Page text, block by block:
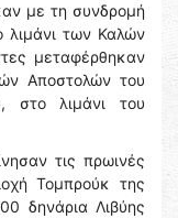
με τη συνδρομή
των Καλών
μεταφέρθηκαν
Αποστολών του
στο λιμάνι του
τις πρωινές
Τομπρούκ της
δηνάρια Λιβύης